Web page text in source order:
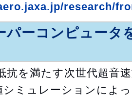
research/
パーコンピュータ
抗を満たす次世代超音
シミュレーションによ